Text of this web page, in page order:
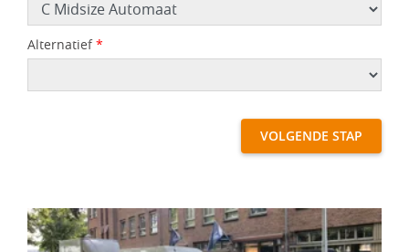
Alternatief*
VOLGENDE STAP